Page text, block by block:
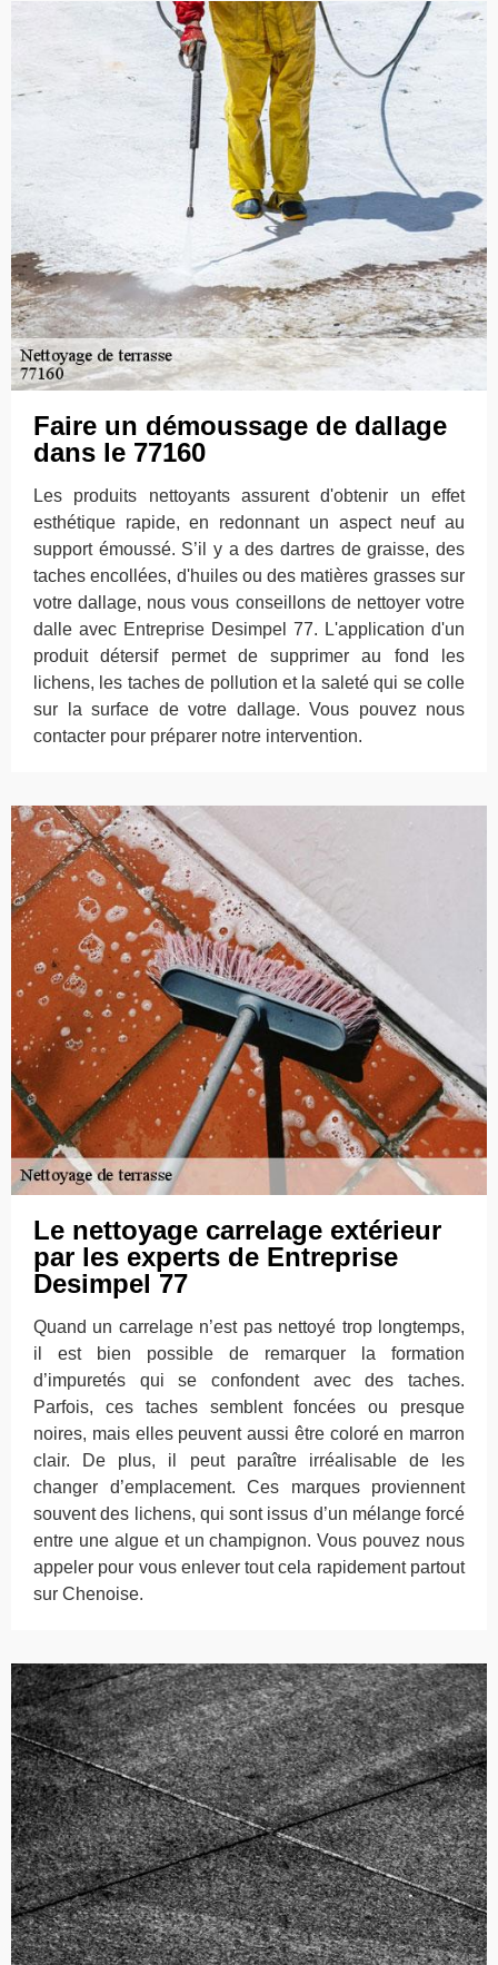
Faire un démoussage de dallage
dans le 77160
Les produits nettoyants assurent d'obtenir un effet
esthétique rapide, en redonnant un aspect neuf au
support émoussé. S’il y a des dartres de graisse, des
taches encollées, d'huiles ou des matières grasses sur
votre dallage, nous vous conseillons de nettoyer votre
dalle avec Entreprise Desimpel 77. L'application d'un
produit détersif permet de supprimer au fond les
lichens, les taches de pollution et la saleté qui se colle
sur la surface de votre dallage. Vous pouvez nous
contacter pour préparer notre intervention.
Le nettoyage carrelage extérieur
par les experts de Entreprise
Desimpel 77
Quand un carrelage n’est pas nettoyé trop longtemps,
il est bien possible de remarquer la formation
d’impuretés qui se confondent avec des taches.
Parfois, ces taches semblent foncées ou presque
noires, mais elles peuvent aussi être coloré en marron
clair. De plus, il peut paraître irréalisable de les
changer d’emplacement. Ces marques proviennent
souvent des lichens, qui sont issus d’un mélange forcé
entre une algue et un champignon. Vous pouvez nous
appeler pour vous enlever tout cela rapidement partout
sur Chenoise.